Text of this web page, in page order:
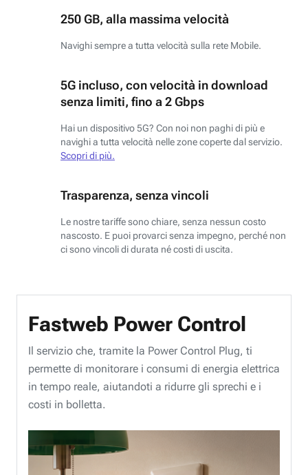
250 GB, alla massima velocità
Navighi sempre a tutta velocità sulla rete Mobile.
5G incluso, con velocità in download
senza limiti, fino a 2 Gbps
Hai un dispositivo 5G? Con noi non paghi di più e
navighi a tutta velocità nelle zone coperte dal servizio.
Scopri di più.
Trasparenza, senza vincoli
Le nostre tariffe sono chiare, senza nessun costo
nascosto. E puoi provarci senza impegno, perché non
ci sono vincoli di durata né costi di uscita.
Fastweb Power Control
Il servizio che, tramite la Power Control Plug, ti
permette di monitorare i consumi di energia elettrica
in tempo reale, aiutandoti a ridurre gli sprechi e i
costi in bolletta.